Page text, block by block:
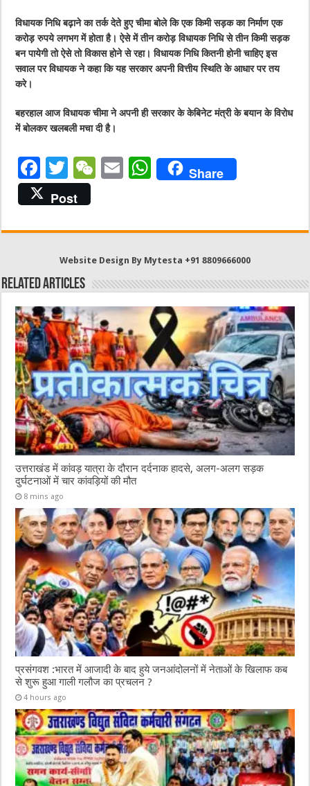
विधायक निधि बढ़ाने का तर्क देते हुए चीमा बोले कि एक किमी सड़क का निर्माण एक
करोड़ रुपये लगभग में होता है। ऐसे में तीन करोड़ विधायक निधि से तीन किमी सड़क
बन पायेगी तो ऐसे तो विकास होने से रहा। विधायक निधि कितनी होनी चाहिए इस
सवाल पर विधायक ने कहा कि यह सरकार अपनी वित्तीय स्थिति के आधार पर तय
करे।
बहरहाल आज विधायक चीमा ने अपनी ही सरकार के केबिनेट मंत्री के बयान के विरोध
में बोलकर खलबली मचा दी है।
F
a
c
e
o
o
k
T
w
it
te
r
W
h
at
E
l
W
s
A
p
p
Share
Post
Website Design By Mytesta +91 8809666000
Related Articles
उत्तराखंड में कांवड़ यात्रा के दौरान दर्दनाक हादसे, अलग-अलग सड़क
दुर्घटनाओं में चार कांवड़ियों की मौत
8 mins ago
प्रसंगवश :भारत में आजादी के बाद हुये जनआंदोलनों में नेताओं के खिलाफ कब
से शुरू हुआ गाली गलौज का प्रचलन ?
4 hours ago